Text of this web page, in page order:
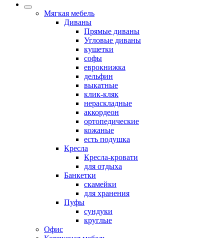
Мягкая мебель
Диваны
Прямые диваны
Угловые диваны
кушетки
софы
еврокнижка
дельфин
выкатные
клик-кляк
нераскладные
аккордеон
ортопедические
кожаные
есть подушка
Кресла
Кресла-кровати
для отдыха
Банкетки
скамейки
для хранения
Пуфы
сундуки
круглые
Офис